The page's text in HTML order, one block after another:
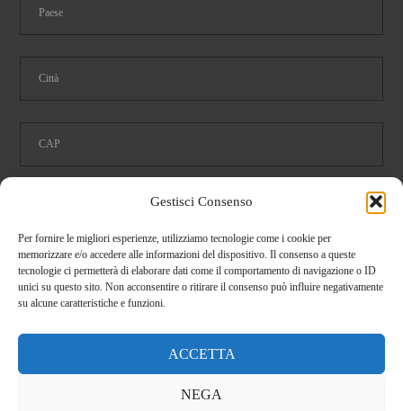
Gestisci Consenso
Per fornire le migliori esperienze, utilizziamo tecnologie come i cookie per
memorizzare e/o accedere alle informazioni del dispositivo. Il consenso a queste
tecnologie ci permetterà di elaborare dati come il comportamento di navigazione o ID
unici su questo sito. Non acconsentire o ritirare il consenso può influire negativamente
su alcune caratteristiche e funzioni.
ACCETTA
NEGA
Ho letto e accetto le condizioni della
Dimostra di essere umano selezionandotazza.